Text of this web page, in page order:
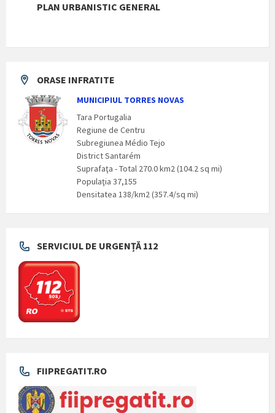
PLAN URBANISTIC GENERAL
ORASE INFRATITE
MUNICIPIUL TORRES NOVAS
Tara Portugalia
Regiune de Centru
Subregiunea Médio Tejo
District Santarém
Suprafaţa - Total 270.0 km2 (104.2 sq mi)
Populaţia 37,155
Densitatea 138/km2 (357.4/sq mi)
SERVICIUL DE URGENȚĂ 112
FIIPREGATIT.RO